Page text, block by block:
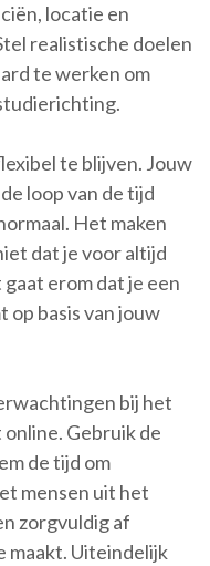
locatie en
realistische doelen
te werken om
te blijven. Jouw
loop van de tijd
Het maken
dat je voor altijd
erom dat je een
op basis van jouw
bij het
Gebruik de
de tijd om
mensen uit het
zorgvuldig af
maakt. Uiteindelijk